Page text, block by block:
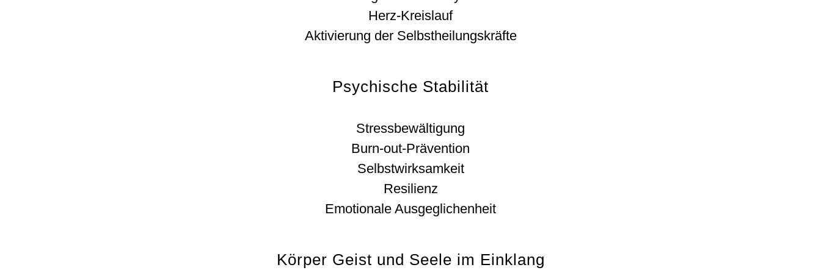
Herz-Kreislauf
Aktivierung der Selbstheilungskräfte
Psychische Stabilität
Stressbewältigung
Burn-out-Prävention
Selbstwirksamkeit
Resilienz
Emotionale Ausgeglichenheit
Körper Geist und Seele im Einklang